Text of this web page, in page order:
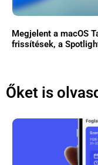
Megjelent a macOS
frissítések, a
Őket is